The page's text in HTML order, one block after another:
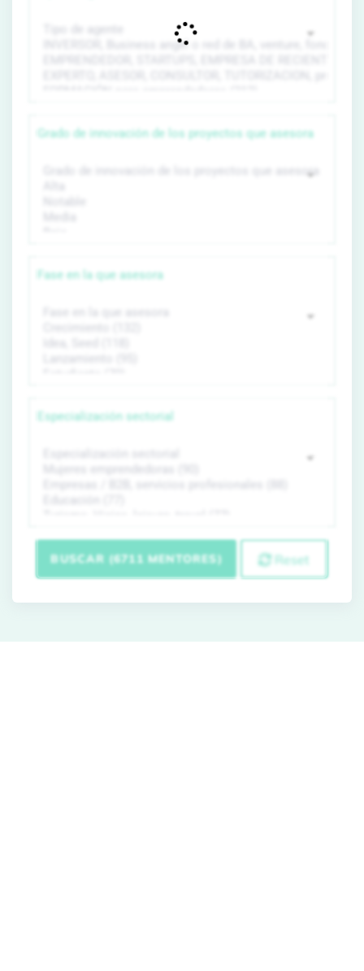
Grado de innovación de los proyectos que asesora
Fase en la que asesora
Especialización sectorial
BUSCAR (6711 MENTORES) Reset